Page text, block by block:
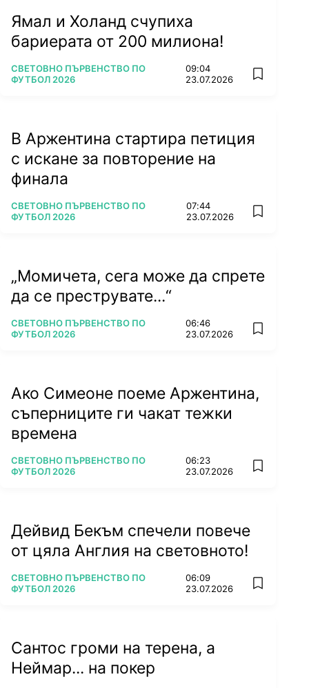
Ямал и Холанд счупиха
бариерата от 200 милиона!
ПОВЕЧЕ ОТ
СВЕТОВНО ПЪРВЕНСТВО ПО
ФУТБОЛ 2026
09:04
23.07.2026
add
В Аржентина стартира петиция
с искане за повторение на
финала
ПОВЕЧЕ ОТ
СВЕТОВНО ПЪРВЕНСТВО ПО
ФУТБОЛ 2026
07:44
23.07.2026
add
„Момичета, сега може да спрете
да се преструвате...“
ПОВЕЧЕ ОТ
СВЕТОВНО ПЪРВЕНСТВО ПО
ФУТБОЛ 2026
06:46
23.07.2026
add
Ако Симеоне поеме Аржентина,
съперниците ги чакат тежки
времена
ПОВЕЧЕ ОТ
СВЕТОВНО ПЪРВЕНСТВО ПО
ФУТБОЛ 2026
06:23
23.07.2026
add
Дейвид Бекъм спечели повече
от цяла Англия на световното!
ПОВЕЧЕ ОТ
СВЕТОВНО ПЪРВЕНСТВО ПО
ФУТБОЛ 2026
06:09
23.07.2026
add
Сантос громи на терена, а
Неймар... на покер